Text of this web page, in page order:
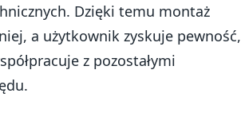
Dzięki temu montaż
a użytkownik zyskuje pewność,
z pozostałymi